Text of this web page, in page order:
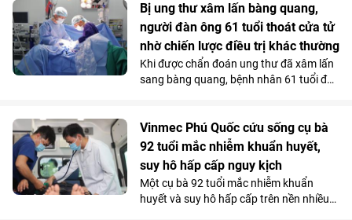
người Anh đã được điều trị thành công
bằng kỹ thuật thay khớp vai đảo ngược
(Reverse Shoulder Arthroplasty) - kỹ
thuật lần đầu tiên được triển khai tại
Bệnh viện Đa khoa Quốc tế Vinmec Hải
Phòng.
Bị ung thư xâm lấn bàng quang,
người đàn ông 61 tuổi thoát cửa tử
nhờ chiến lược điều trị khác thường
Khi được chẩn đoán ung thư đã xâm lấn
sang bàng quang, bệnh nhân 61 tuổi đã
chọn phẫu thuật ngay mà quyết định
điều trị theo một hướng hoàn toàn khác.
Và chính quyết định tưởng chừng trái
ngược ấy lại trở thành bước ngoặt giúp
người bệnh vượt qua “cửa tử”.
Vinmec Phú Quốc cứu sống cụ bà
92 tuổi mắc nhiễm khuẩn huyết,
suy hô hấp cấp nguy kịch
Một cụ bà 92 tuổi mắc nhiễm khuẩn
huyết và suy hô hấp cấp trên nền nhiều